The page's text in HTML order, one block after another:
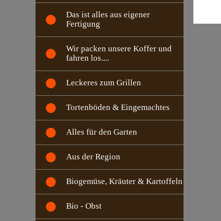
Das ist alles aus eigener
Fertigung
Wir packen unsere Koffer und
fahren los....
Leckeres zum Grillen
Tortenböden & Eingemachtes
Alles für den Garten
Aus der Region
Biogemüse, Kräuter & Kartoffeln
Bio - Obst